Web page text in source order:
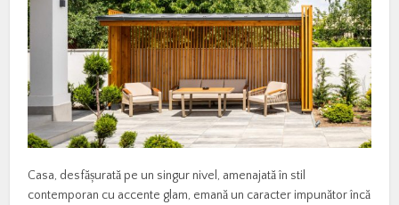
Casa, desfășurată pe un singur nivel, amenajată în stil
contemporan cu accente glam, emană un caracter impunător încă